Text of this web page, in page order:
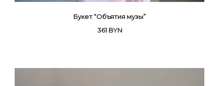
Букет “Объятия музы”
361 BYN